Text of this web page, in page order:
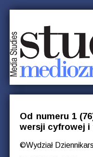
Od numeru 1
wersji cyfrowej i
©Wydział